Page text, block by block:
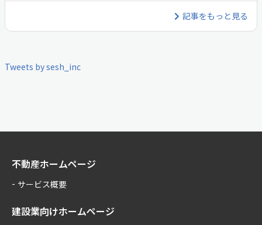
●鹿児島在住で、必要な時に来社可能な方
●お勤めの会社に副業OKの許可は頂いてください
【副業案件】
探しています！
記事をもっと見る
Tweets by sesh_inc
不動産ホームページ
サービス概要
建設業向けホームページ